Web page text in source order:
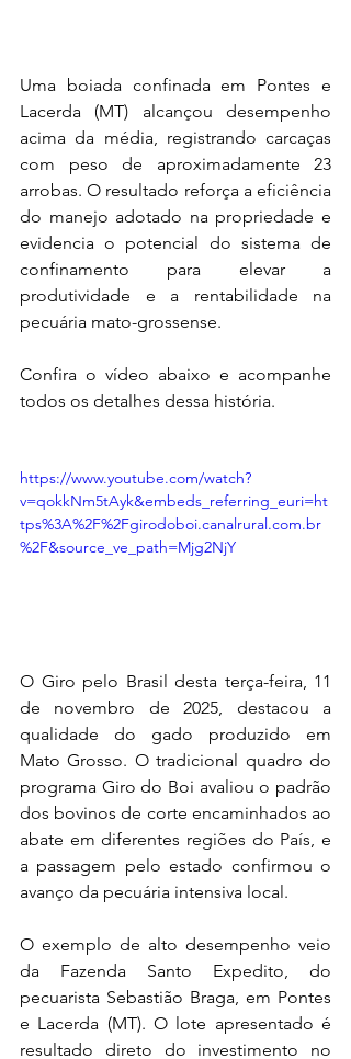
Uma boiada confinada em Pontes e
Lacerda (MT) alcançou desempenho
acima da média, registrando carcaças
com peso de aproximadamente 23
arrobas. O resultado reforça a eficiência
do manejo adotado na propriedade e
evidencia o potencial do sistema de
confinamento para elevar a
produtividade e a rentabilidade na
pecuária mato-grossense.
Confira o vídeo abaixo e acompanhe
todos os detalhes dessa história.
https://www.youtube.com/watch?
v=qokkNm5tAyk&embeds_referring_euri=ht
tps%3A%2F%2Fgirodoboi.canalrural.com.br
%2F&source_ve_path=Mjg2NjY
O Giro pelo Brasil desta terça-feira, 11
de novembro de 2025, destacou a
qualidade do gado produzido em
Mato Grosso. O tradicional quadro do
programa Giro do Boi avaliou o padrão
dos bovinos de corte encaminhados ao
abate em diferentes regiões do País, e
a passagem pelo estado confirmou o
avanço da pecuária intensiva local.
O exemplo de alto desempenho veio
da Fazenda Santo Expedito, do
pecuarista Sebastião Braga, em Pontes
e Lacerda (MT). O lote apresentado é
resultado direto do investimento no